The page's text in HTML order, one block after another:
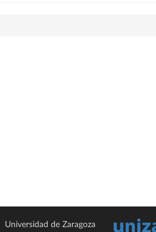
Universidad de Zaragoza